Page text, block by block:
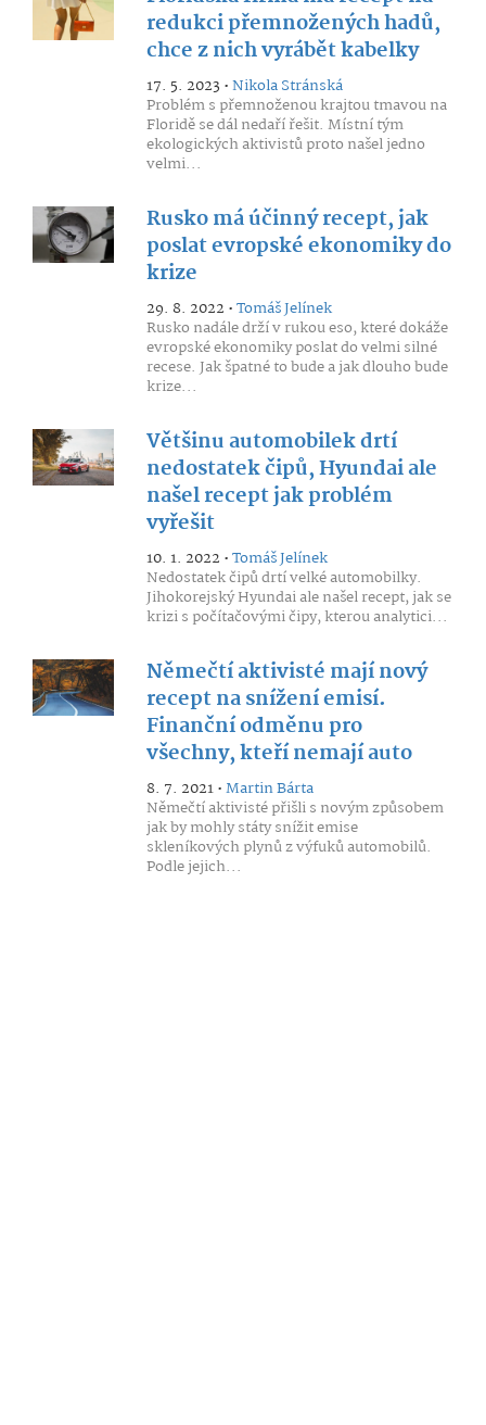
redukci přemnožených hadů,
chce z nich vyrábět kabelky
17. 5. 2023 •Nikola Stránská
Problém s přemnoženou krajtou tmavou na
Floridě se dál nedaří řešit. Místní tým
ekologických aktivistů proto našel jedno
velmi...
Rusko má účinný recept, jak
poslat evropské ekonomiky do
krize
29. 8. 2022 •Tomáš Jelínek
Rusko nadále drží v rukou eso, které dokáže
evropské ekonomiky poslat do velmi silné
recese. Jak špatné to bude a jak dlouho bude
krize...
Většinu automobilek drtí
nedostatek čipů, Hyundai ale
našel recept jak problém
vyřešit
10. 1. 2022 •Tomáš Jelínek
Nedostatek čipů drtí velké automobilky.
Jihokorejský Hyundai ale našel recept, jak se
krizi s počítačovými čipy, kterou analytici...
Němečtí aktivisté mají nový
recept na snížení emisí.
Finanční odměnu pro
všechny, kteří nemají auto
8. 7. 2021 •Martin Bárta
Němečtí aktivisté přišli s novým způsobem
jak by mohly státy snížit emise
skleníkových plynů z výfuků automobilů.
Podle jejich...